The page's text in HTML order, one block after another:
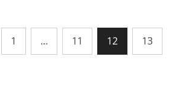
1 … 11 12 13